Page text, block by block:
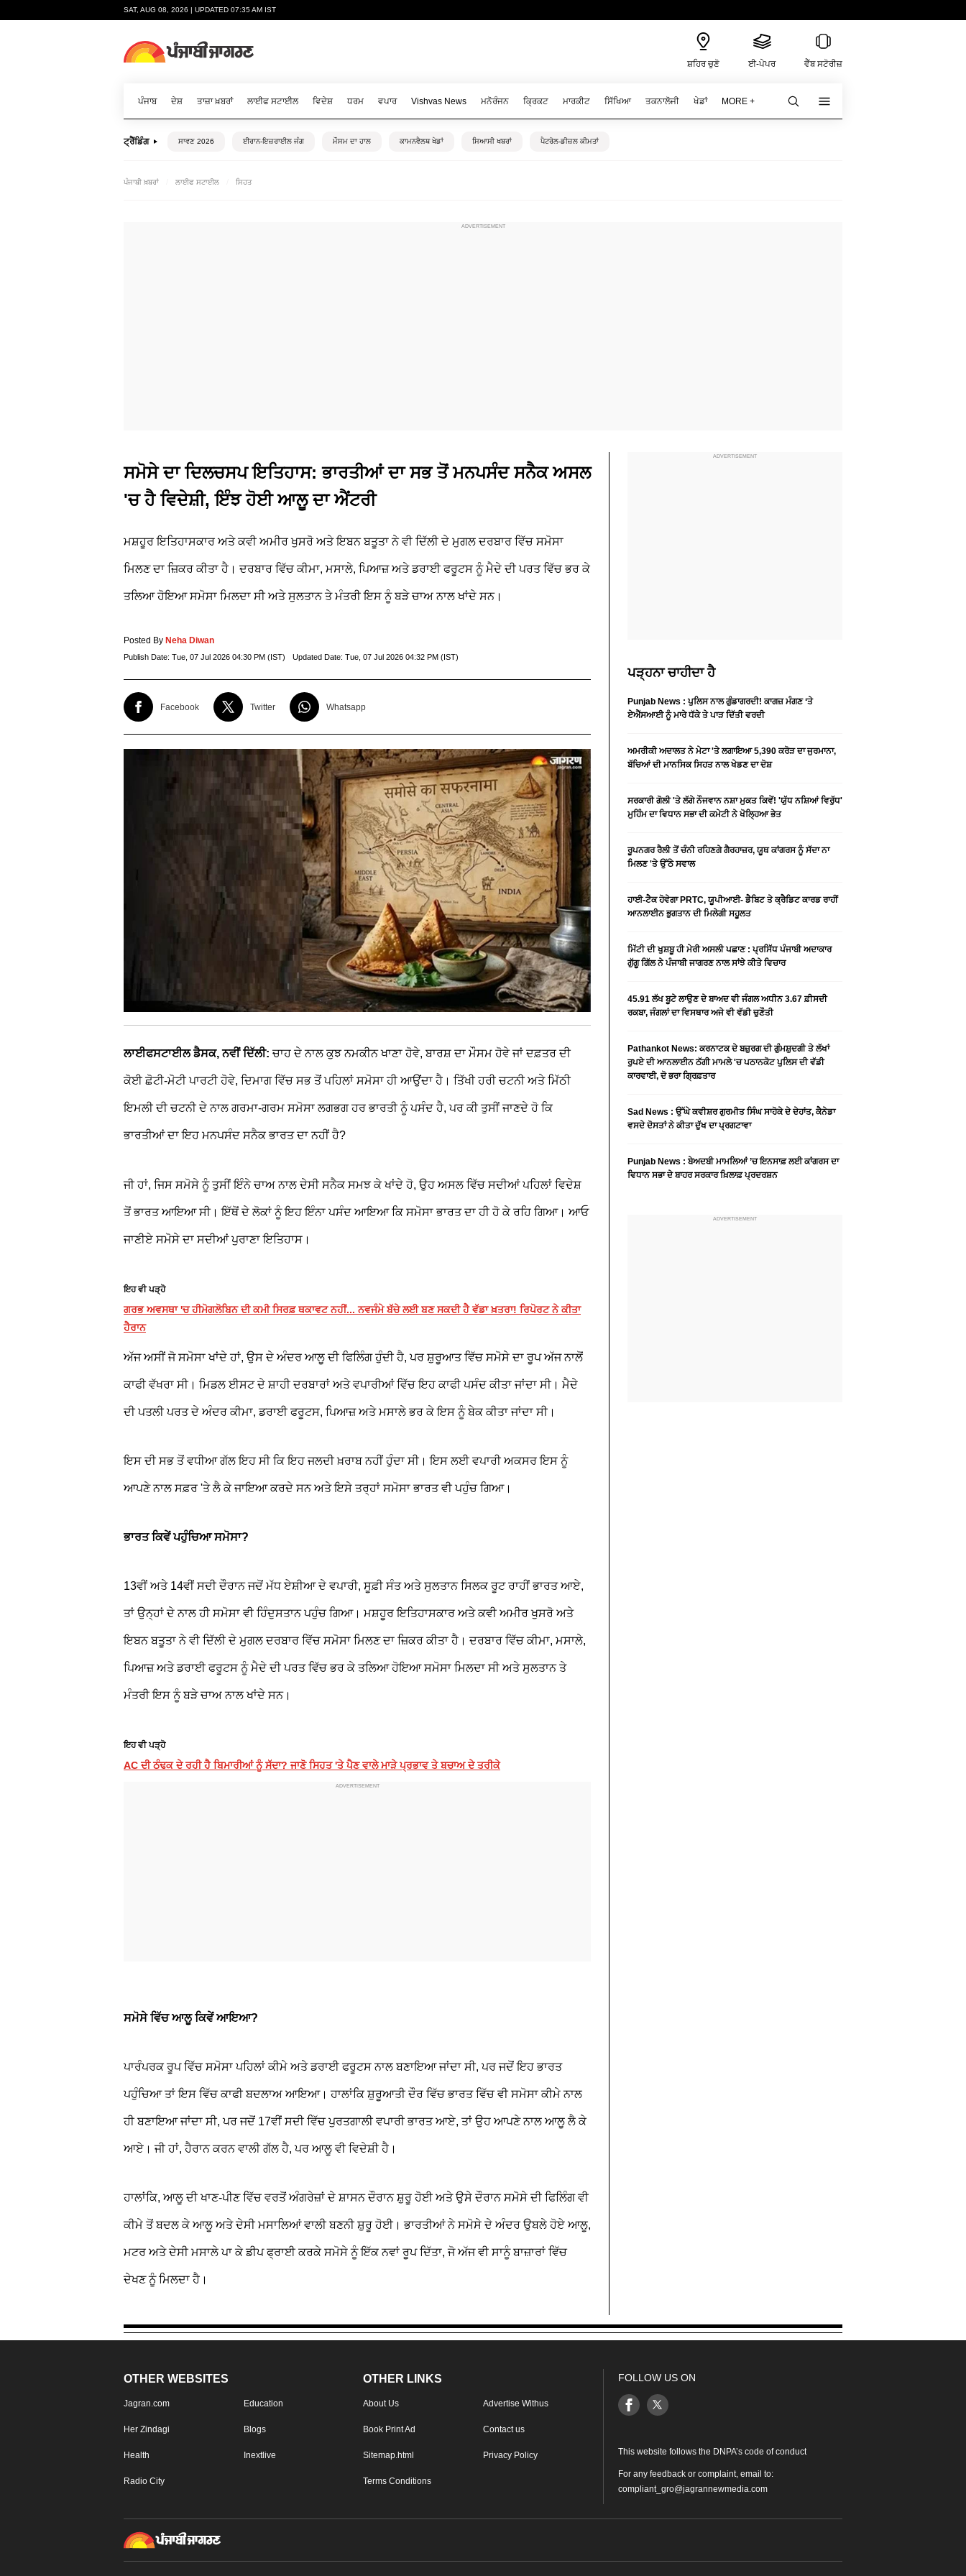
SAT, AUG 08, 2026 | UPDATED 07:35 AM IST
ਸ਼ਹਿਰ ਚੁਣੋ ਈ-ਪੇਪਰ ਵੈੱਬ ਸਟੋਰੀਜ਼
ਪੰਜਾਬ ਦੇਸ਼ ਤਾਜ਼ਾ ਖ਼ਬਰਾਂ ਲਾਈਫ ਸਟਾਈਲ ਵਿਦੇਸ਼ ਧਰਮ ਵਪਾਰ Vishvas News ਮਨੋਰੰਜਨ ਕ੍ਰਿਕਟ ਮਾਰਕੀਟ ਸਿੱਖਿਆ ਤਕਨਾਲੋਜੀ ਖੇਡਾਂ MORE +
ਟ੍ਰੈਂਡਿੰਗ ਸਾਵਣ 2026 ਈਰਾਨ-ਇਜ਼ਰਾਈਲ ਜੰਗ ਮੌਸਮ ਦਾ ਹਾਲ ਕਾਮਨਵੈਲਥ ਖੇਡਾਂ ਸਿਆਸੀ ਖਬਰਾਂ ਪੈਟਰੋਲ-ਡੀਜ਼ਲ ਕੀਮਤਾਂ
ਪੰਜਾਬੀ ਖ਼ਬਰਾਂ ਲਾਈਫ ਸਟਾਈਲ ਸਿਹਤ
ਸਮੋਸੇ ਦਾ ਦਿਲਚਸਪ ਇਤਿਹਾਸ: ਭਾਰਤੀਆਂ ਦਾ ਸਭ ਤੋਂ ਮਨਪਸੰਦ ਸਨੈਕ ਅਸਲ
'ਚ ਹੈ ਵਿਦੇਸ਼ੀ, ਇੰਝ ਹੋਈ ਆਲੂ ਦਾ ਐਂਟਰੀ
ਮਸ਼ਹੂਰ ਇਤਿਹਾਸਕਾਰ ਅਤੇ ਕਵੀ ਅਮੀਰ ਖੁਸਰੋ ਅਤੇ ਇਬਨ ਬਤੂਤਾ ਨੇ ਵੀ ਦਿੱਲੀ ਦੇ ਮੁਗਲ ਦਰਬਾਰ ਵਿੱਚ ਸਮੋਸਾ
ਮਿਲਣ ਦਾ ਜ਼ਿਕਰ ਕੀਤਾ ਹੈ। ਦਰਬਾਰ ਵਿੱਚ ਕੀਮਾ, ਮਸਾਲੇ, ਪਿਆਜ਼ ਅਤੇ ਡਰਾਈ ਫਰੂਟਸ ਨੂੰ ਮੈਦੇ ਦੀ ਪਰਤ ਵਿੱਚ ਭਰ ਕੇ
ਤਲਿਆ ਹੋਇਆ ਸਮੋਸਾ ਮਿਲਦਾ ਸੀ ਅਤੇ ਸੁਲਤਾਨ ਤੇ ਮੰਤਰੀ ਇਸ ਨੂੰ ਬੜੇ ਚਾਅ ਨਾਲ ਖਾਂਦੇ ਸਨ।
Posted By Neha Diwan
Publish Date: Tue, 07 Jul 2026 04:30 PM (IST) Updated Date: Tue, 07 Jul 2026 04:32 PM (IST)
Facebook Twitter Whatsapp
ਲਾਈਫਸਟਾਈਲ ਡੈਸਕ, ਨਵੀਂ ਦਿੱਲੀ: ਚਾਹ ਦੇ ਨਾਲ ਕੁਝ ਨਮਕੀਨ ਖਾਣਾ ਹੋਵੇ, ਬਾਰਸ਼ ਦਾ ਮੌਸਮ ਹੋਵੇ ਜਾਂ ਦਫ਼ਤਰ ਦੀ
ਕੋਈ ਛੋਟੀ-ਮੋਟੀ ਪਾਰਟੀ ਹੋਵੇ, ਦਿਮਾਗ ਵਿੱਚ ਸਭ ਤੋਂ ਪਹਿਲਾਂ ਸਮੋਸਾ ਹੀ ਆਉਂਦਾ ਹੈ। ਤਿੱਖੀ ਹਰੀ ਚਟਨੀ ਅਤੇ ਮਿੱਠੀ
ਇਮਲੀ ਦੀ ਚਟਨੀ ਦੇ ਨਾਲ ਗਰਮਾ-ਗਰਮ ਸਮੋਸਾ ਲਗਭਗ ਹਰ ਭਾਰਤੀ ਨੂੰ ਪਸੰਦ ਹੈ, ਪਰ ਕੀ ਤੁਸੀਂ ਜਾਣਦੇ ਹੋ ਕਿ
ਭਾਰਤੀਆਂ ਦਾ ਇਹ ਮਨਪਸੰਦ ਸਨੈਕ ਭਾਰਤ ਦਾ ਨਹੀਂ ਹੈ?
ਜੀ ਹਾਂ, ਜਿਸ ਸਮੋਸੇ ਨੂੰ ਤੁਸੀਂ ਇੰਨੇ ਚਾਅ ਨਾਲ ਦੇਸੀ ਸਨੈਕ ਸਮਝ ਕੇ ਖਾਂਦੇ ਹੋ, ਉਹ ਅਸਲ ਵਿੱਚ ਸਦੀਆਂ ਪਹਿਲਾਂ ਵਿਦੇਸ਼
ਤੋਂ ਭਾਰਤ ਆਇਆ ਸੀ। ਇੱਥੋਂ ਦੇ ਲੋਕਾਂ ਨੂੰ ਇਹ ਇੰਨਾ ਪਸੰਦ ਆਇਆ ਕਿ ਸਮੋਸਾ ਭਾਰਤ ਦਾ ਹੀ ਹੋ ਕੇ ਰਹਿ ਗਿਆ। ਆਓ
ਜਾਣੀਏ ਸਮੋਸੇ ਦਾ ਸਦੀਆਂ ਪੁਰਾਣਾ ਇਤਿਹਾਸ।
ਇਹ ਵੀ ਪੜ੍ਹੋ
ਗਰਭ ਅਵਸਥਾ 'ਚ ਹੀਮੋਗਲੋਬਿਨ ਦੀ ਕਮੀ ਸਿਰਫ਼ ਥਕਾਵਟ ਨਹੀਂ... ਨਵਜੰਮੇ ਬੱਚੇ ਲਈ ਬਣ ਸਕਦੀ ਹੈ ਵੱਡਾ ਖ਼ਤਰਾ! ਰਿਪੋਰਟ ਨੇ ਕੀਤਾ
ਹੈਰਾਨ
ਅੱਜ ਅਸੀਂ ਜੋ ਸਮੋਸਾ ਖਾਂਦੇ ਹਾਂ, ਉਸ ਦੇ ਅੰਦਰ ਆਲੂ ਦੀ ਫਿਲਿੰਗ ਹੁੰਦੀ ਹੈ, ਪਰ ਸ਼ੁਰੂਆਤ ਵਿੱਚ ਸਮੋਸੇ ਦਾ ਰੂਪ ਅੱਜ ਨਾਲੋਂ
ਕਾਫੀ ਵੱਖਰਾ ਸੀ। ਮਿਡਲ ਈਸਟ ਦੇ ਸ਼ਾਹੀ ਦਰਬਾਰਾਂ ਅਤੇ ਵਪਾਰੀਆਂ ਵਿੱਚ ਇਹ ਕਾਫੀ ਪਸੰਦ ਕੀਤਾ ਜਾਂਦਾ ਸੀ। ਮੈਦੇ
ਦੀ ਪਤਲੀ ਪਰਤ ਦੇ ਅੰਦਰ ਕੀਮਾ, ਡਰਾਈ ਫਰੂਟਸ, ਪਿਆਜ਼ ਅਤੇ ਮਸਾਲੇ ਭਰ ਕੇ ਇਸ ਨੂੰ ਬੇਕ ਕੀਤਾ ਜਾਂਦਾ ਸੀ।
ਇਸ ਦੀ ਸਭ ਤੋਂ ਵਧੀਆ ਗੱਲ ਇਹ ਸੀ ਕਿ ਇਹ ਜਲਦੀ ਖ਼ਰਾਬ ਨਹੀਂ ਹੁੰਦਾ ਸੀ। ਇਸ ਲਈ ਵਪਾਰੀ ਅਕਸਰ ਇਸ ਨੂੰ
ਆਪਣੇ ਨਾਲ ਸਫ਼ਰ 'ਤੇ ਲੈ ਕੇ ਜਾਇਆ ਕਰਦੇ ਸਨ ਅਤੇ ਇਸੇ ਤਰ੍ਹਾਂ ਸਮੋਸਾ ਭਾਰਤ ਵੀ ਪਹੁੰਚ ਗਿਆ।
ਭਾਰਤ ਕਿਵੇਂ ਪਹੁੰਚਿਆ ਸਮੋਸਾ?
13ਵੀਂ ਅਤੇ 14ਵੀਂ ਸਦੀ ਦੌਰਾਨ ਜਦੋਂ ਮੱਧ ਏਸ਼ੀਆ ਦੇ ਵਪਾਰੀ, ਸੂਫ਼ੀ ਸੰਤ ਅਤੇ ਸੁਲਤਾਨ ਸਿਲਕ ਰੂਟ ਰਾਹੀਂ ਭਾਰਤ ਆਏ,
ਤਾਂ ਉਨ੍ਹਾਂ ਦੇ ਨਾਲ ਹੀ ਸਮੋਸਾ ਵੀ ਹਿੰਦੁਸਤਾਨ ਪਹੁੰਚ ਗਿਆ। ਮਸ਼ਹੂਰ ਇਤਿਹਾਸਕਾਰ ਅਤੇ ਕਵੀ ਅਮੀਰ ਖੁਸਰੋ ਅਤੇ
ਇਬਨ ਬਤੂਤਾ ਨੇ ਵੀ ਦਿੱਲੀ ਦੇ ਮੁਗਲ ਦਰਬਾਰ ਵਿੱਚ ਸਮੋਸਾ ਮਿਲਣ ਦਾ ਜ਼ਿਕਰ ਕੀਤਾ ਹੈ। ਦਰਬਾਰ ਵਿੱਚ ਕੀਮਾ, ਮਸਾਲੇ,
ਪਿਆਜ਼ ਅਤੇ ਡਰਾਈ ਫਰੂਟਸ ਨੂੰ ਮੈਦੇ ਦੀ ਪਰਤ ਵਿੱਚ ਭਰ ਕੇ ਤਲਿਆ ਹੋਇਆ ਸਮੋਸਾ ਮਿਲਦਾ ਸੀ ਅਤੇ ਸੁਲਤਾਨ ਤੇ
ਮੰਤਰੀ ਇਸ ਨੂੰ ਬੜੇ ਚਾਅ ਨਾਲ ਖਾਂਦੇ ਸਨ।
ਇਹ ਵੀ ਪੜ੍ਹੋ
AC ਦੀ ਠੰਢਕ ਦੇ ਰਹੀ ਹੈ ਬਿਮਾਰੀਆਂ ਨੂੰ ਸੱਦਾ? ਜਾਣੋ ਸਿਹਤ 'ਤੇ ਪੈਣ ਵਾਲੇ ਮਾੜੇ ਪ੍ਰਭਾਵ ਤੇ ਬਚਾਅ ਦੇ ਤਰੀਕੇ
ਸਮੋਸੇ ਵਿੱਚ ਆਲੂ ਕਿਵੇਂ ਆਇਆ?
ਪਾਰੰਪਰਕ ਰੂਪ ਵਿੱਚ ਸਮੋਸਾ ਪਹਿਲਾਂ ਕੀਮੇ ਅਤੇ ਡਰਾਈ ਫਰੂਟਸ ਨਾਲ ਬਣਾਇਆ ਜਾਂਦਾ ਸੀ, ਪਰ ਜਦੋਂ ਇਹ ਭਾਰਤ
ਪਹੁੰਚਿਆ ਤਾਂ ਇਸ ਵਿੱਚ ਕਾਫੀ ਬਦਲਾਅ ਆਇਆ। ਹਾਲਾਂਕਿ ਸ਼ੁਰੂਆਤੀ ਦੌਰ ਵਿੱਚ ਭਾਰਤ ਵਿੱਚ ਵੀ ਸਮੋਸਾ ਕੀਮੇ ਨਾਲ
ਹੀ ਬਣਾਇਆ ਜਾਂਦਾ ਸੀ, ਪਰ ਜਦੋਂ 17ਵੀਂ ਸਦੀ ਵਿੱਚ ਪੁਰਤਗਾਲੀ ਵਪਾਰੀ ਭਾਰਤ ਆਏ, ਤਾਂ ਉਹ ਆਪਣੇ ਨਾਲ ਆਲੂ ਲੈ ਕੇ
ਆਏ। ਜੀ ਹਾਂ, ਹੈਰਾਨ ਕਰਨ ਵਾਲੀ ਗੱਲ ਹੈ, ਪਰ ਆਲੂ ਵੀ ਵਿਦੇਸ਼ੀ ਹੈ।
ਹਾਲਾਂਕਿ, ਆਲੂ ਦੀ ਖਾਣ-ਪੀਣ ਵਿੱਚ ਵਰਤੋਂ ਅੰਗਰੇਜ਼ਾਂ ਦੇ ਸ਼ਾਸਨ ਦੌਰਾਨ ਸ਼ੁਰੂ ਹੋਈ ਅਤੇ ਉਸੇ ਦੌਰਾਨ ਸਮੋਸੇ ਦੀ ਫਿਲਿੰਗ ਵੀ
ਕੀਮੇ ਤੋਂ ਬਦਲ ਕੇ ਆਲੂ ਅਤੇ ਦੇਸੀ ਮਸਾਲਿਆਂ ਵਾਲੀ ਬਣਨੀ ਸ਼ੁਰੂ ਹੋਈ। ਭਾਰਤੀਆਂ ਨੇ ਸਮੋਸੇ ਦੇ ਅੰਦਰ ਉਬਲੇ ਹੋਏ ਆਲੂ,
ਮਟਰ ਅਤੇ ਦੇਸੀ ਮਸਾਲੇ ਪਾ ਕੇ ਡੀਪ ਫ੍ਰਾਈ ਕਰਕੇ ਸਮੋਸੇ ਨੂੰ ਇੱਕ ਨਵਾਂ ਰੂਪ ਦਿੱਤਾ, ਜੋ ਅੱਜ ਵੀ ਸਾਨੂੰ ਬਾਜ਼ਾਰਾਂ ਵਿੱਚ
ਦੇਖਣ ਨੂੰ ਮਿਲਦਾ ਹੈ।
ਪੜ੍ਹਨਾ ਚਾਹੀਦਾ ਹੈ
Punjab News : ਪੁਲਿਸ ਨਾਲ ਗੁੰਡਾਗਰਦੀ! ਕਾਗਜ਼ ਮੰਗਣ ‘ਤੇ
ਏਐੱਸਆਈ ਨੂੰ ਮਾਰੇ ਧੱਕੇ ਤੇ ਪਾੜ ਦਿੱਤੀ ਵਰਦੀ
ਅਮਰੀਕੀ ਅਦਾਲਤ ਨੇ ਮੇਟਾ 'ਤੇ ਲਗਾਇਆ 5,390 ਕਰੋੜ ਦਾ ਜੁਰਮਾਨਾ,
ਬੱਚਿਆਂ ਦੀ ਮਾਨਸਿਕ ਸਿਹਤ ਨਾਲ ਖੇਡਣ ਦਾ ਦੋਸ਼
ਸਰਕਾਰੀ ਗੋਲੀ 'ਤੇ ਲੱਗੇ ਨੌਜਵਾਨ ਨਸ਼ਾ ਮੁਕਤ ਕਿਵੇਂ! 'ਯੁੱਧ ਨਸ਼ਿਆਂ ਵਿਰੁੱਧ'
ਮੁਹਿੰਮ ਦਾ ਵਿਧਾਨ ਸਭਾ ਦੀ ਕਮੇਟੀ ਨੇ ਖੋਲ੍ਹਿਆ ਭੇਤ
ਰੂਪਨਗਰ ਰੈਲੀ ਤੋਂ ਚੰਨੀ ਰਹਿਣਗੇ ਗੈਰਹਾਜ਼ਰ, ਯੂਥ ਕਾਂਗਰਸ ਨੂੰ ਸੱਦਾ ਨਾ
ਮਿਲਣ 'ਤੇ ਉੱਠੇ ਸਵਾਲ
ਹਾਈ-ਟੈਕ ਹੋਵੇਗਾ PRTC, ਯੂਪੀਆਈ- ਡੈਬਿਟ ਤੇ ਕ੍ਰੈਡਿਟ ਕਾਰਡ ਰਾਹੀਂ
ਆਨਲਾਈਨ ਭੁਗਤਾਨ ਦੀ ਮਿਲੇਗੀ ਸਹੂਲਤ
ਮਿੱਟੀ ਦੀ ਖੁਸ਼ਬੂ ਹੀ ਮੇਰੀ ਅਸਲੀ ਪਛਾਣ : ਪ੍ਰਸਿੱਧ ਪੰਜਾਬੀ ਅਦਾਕਾਰ
ਗੁੱਗੂ ਗਿੱਲ ਨੇ ਪੰਜਾਬੀ ਜਾਗਰਣ ਨਾਲ ਸਾਂਝੇ ਕੀਤੇ ਵਿਚਾਰ
45.91 ਲੱਖ ਬੂਟੇ ਲਾਉਣ ਦੇ ਬਾਅਦ ਵੀ ਜੰਗਲ ਅਧੀਨ 3.67 ਫ਼ੀਸਦੀ
ਰਕਬਾ, ਜੰਗਲਾਂ ਦਾ ਵਿਸਥਾਰ ਅਜੇ ਵੀ ਵੱਡੀ ਚੁਣੌਤੀ
Pathankot News: ਕਰਨਾਟਕ ਦੇ ਬਜ਼ੁਰਗ ਦੀ ਗੁੰਮਸ਼ੁਦਗੀ ਤੇ ਲੱਖਾਂ
ਰੁਪਏ ਦੀ ਆਨਲਾਈਨ ਠੱਗੀ ਮਾਮਲੇ 'ਚ ਪਠਾਨਕੋਟ ਪੁਲਿਸ ਦੀ ਵੱਡੀ
ਕਾਰਵਾਈ, ਦੋ ਭਰਾ ਗ੍ਰਿਫ਼ਤਾਰ
Sad News : ਉੱਘੇ ਕਵੀਸ਼ਰ ਗੁਰਮੀਤ ਸਿੰਘ ਸਾਹੋਕੇ ਦੇ ਦੇਹਾਂਤ, ਕੈਨੇਡਾ
ਵਸਦੇ ਦੋਸਤਾਂ ਨੇ ਕੀਤਾ ਦੁੱਖ ਦਾ ਪ੍ਰਗਟਾਵਾ
Punjab News : ਬੇਅਦਬੀ ਮਾਮਲਿਆਂ ’ਚ ਇਨਸਾਫ਼ ਲਈ ਕਾਂਗਰਸ ਦਾ
ਵਿਧਾਨ ਸਭਾ ਦੇ ਬਾਹਰ ਸਰਕਾਰ ਖ਼ਿਲਾਫ਼ ਪ੍ਰਦਰਸ਼ਨ
OTHER WEBSITES
Jagran.com Education
Her Zindagi Blogs
Health Inextlive
Radio City
OTHER LINKS
About Us Advertise Withus
Book Print Ad Contact us
Sitemap.html Privacy Policy
Terms Conditions
FOLLOW US ON
This website follows the DNPA’s code of conduct
For any feedback or complaint, email to:
compliant_gro@jagrannewmedia.com